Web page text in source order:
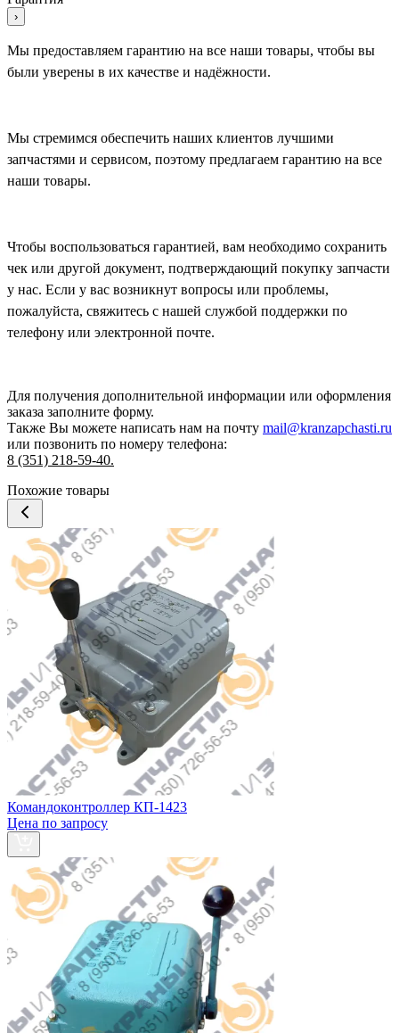
›
Мы предоставляем гарантию на все наши товары, чтобы вы
были уверены в их качестве и надёжности.
Мы стремимся обеспечить наших клиентов лучшими
запчастями и сервисом, поэтому предлагаем гарантию на все
наши товары.
Чтобы воспользоваться гарантией, вам необходимо сохранить
чек или другой документ, подтверждающий покупку запчасти
у нас. Если у вас возникнут вопросы или проблемы,
пожалуйста, свяжитесь с нашей службой поддержки по
телефону или электронной почте.
Для получения дополнительной информации или оформления
заказа заполните форму.
Также Вы можете написать нам на почту mail@kranzapchasti.ru
или позвонить по номеру телефона:
8 (351) 218-59-40.
Похожие товары
Командоконтроллер КП-1423
Цена по запросу